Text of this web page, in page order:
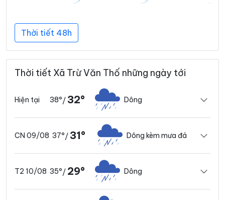
Thời tiết 48h
Thời tiết Xã Trừ Văn Thố những ngày tới
Hiện tại 38°/ 32° Dông
CN 09/08 37°/ 31° Dông kèm mưa đá
T2 10/08 35°/ 29° Dông